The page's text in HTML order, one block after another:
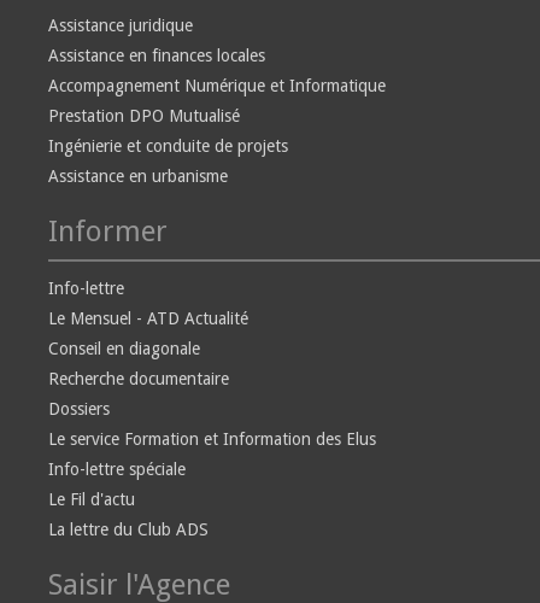
Assistance juridique
Assistance en finances locales
Accompagnement Numérique et Informatique
Prestation DPO Mutualisé
Ingénierie et conduite de projets
Assistance en urbanisme
Informer
Info-lettre
Le Mensuel - ATD Actualité
Conseil en diagonale
Recherche documentaire
Dossiers
Le service Formation et Information des Elus
Info-lettre spéciale
Le Fil d'actu
La lettre du Club ADS
Saisir l'Agence